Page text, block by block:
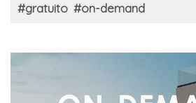
#gratuito #on-demand